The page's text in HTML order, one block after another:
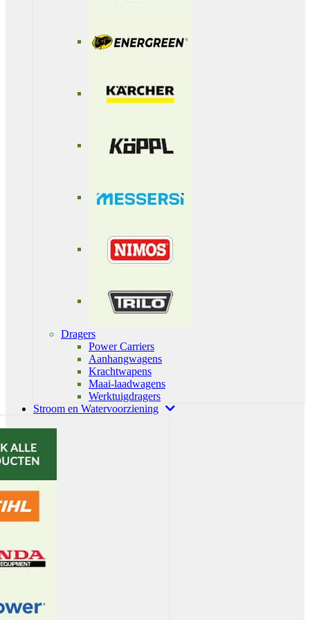
Dragers
Power Carriers
Aanhangwagens
Krachtwapens
Maai-laadwagens
Werktuigdragers
Stroom en Watervoorziening